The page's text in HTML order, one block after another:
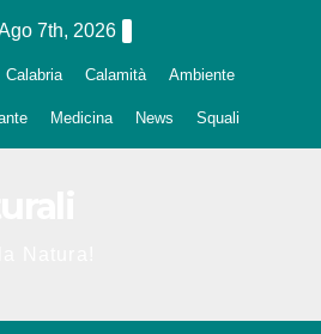
7th, 2026
Calabria Calamità Ambiente
Medicina News Squali